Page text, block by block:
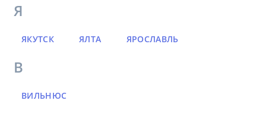
Я
ЯКУТСК ЯЛТА ЯРОСЛАВЛЬ
В
ВИЛЬНЮС